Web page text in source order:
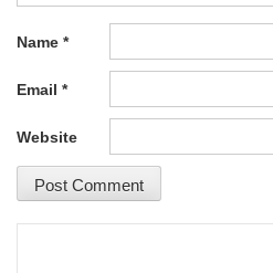
Name *
Email *
Website